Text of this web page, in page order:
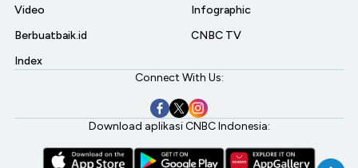
Video
Berbuatbaik.id
Index
Infographic
CNBC TV
Connect With Us:
Download aplikasi CNBC Indonesia: